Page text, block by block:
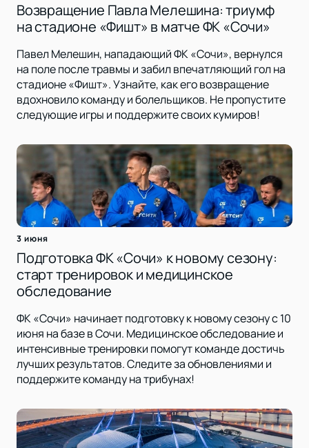
Возвращение Павла Мелешина: триумф
на стадионе «Фишт» в матче ФК «Сочи»
Павел Мелешин, нападающий ФК «Сочи», вернулся
на поле после травмы и забил впечатляющий гол на
стадионе «Фишт». Узнайте, как его возвращение
вдохновило команду и болельщиков. Не пропустите
следующие игры и поддержите своих кумиров!
3 июня
Подготовка ФК «Сочи» к новому сезону:
старт тренировок и медицинское
обследование
ФК «Сочи» начинает подготовку к новому сезону с 10
июня на базе в Сочи. Медицинское обследование и
интенсивные тренировки помогут команде достичь
лучших результатов. Следите за обновлениями и
поддержите команду на трибунах!